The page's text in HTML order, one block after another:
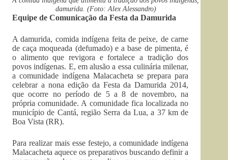
damurida. (Foto: Alex Alessandro)
Equipe de Comunicação da Festa da Damurida
A damurida, comida indígena feita de peixe, de carne
de caça moqueada (defumado) e a base de pimenta, é
o alimento que revigora e fortalece a tradição dos
povos indígenas. E, em alusão a essa culinária milenar,
a comunidade indígena Malacacheta se prepara para
celebrar a nona edição da Festa da Damurida 2014,
que ocorre no período de 5 a 8 de novembro, na
própria comunidade. A comunidade fica localizada no
município de Cantá, região Serra da Lua, a 37 km de
Boa Vista (RR).
Para realizar mais esse festejo, a comunidade indígena
Malacacheta aquece os preparativos buscando definir a